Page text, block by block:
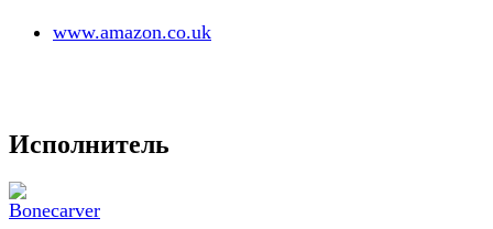
www.amazon.co.uk
Исполнитель